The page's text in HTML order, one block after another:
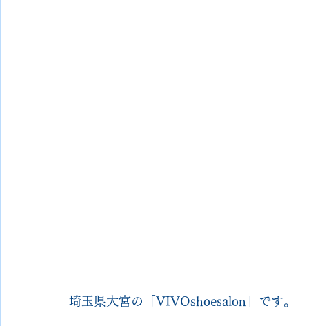
埼玉県大宮の「VIVOshoesalon」です。